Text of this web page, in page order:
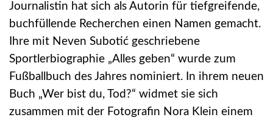
Journalistin hat sich als Autorin für tiefgreifende,
buchfüllende Recherchen einen Namen gemacht.
Ihre mit Neven Subotić geschriebene
Sportlerbiographie „Alles geben“ wurde zum
Fußballbuch des Jahres nominiert. In ihrem neuen
Buch „Wer bist du, Tod?“ widmet sie sich
zusammen mit der Fotografin Nora Klein einem